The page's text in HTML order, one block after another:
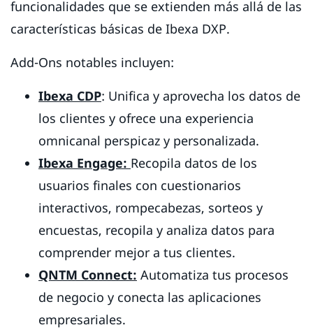
funcionalidades que se extienden más allá de las
características básicas de Ibexa DXP.
Add-Ons notables incluyen:
Ibexa CDP: Unifica y aprovecha los datos de
los clientes y ofrece una experiencia
omnicanal perspicaz y personalizada.
Ibexa Engage: Recopila datos de los
usuarios finales con cuestionarios
interactivos, rompecabezas, sorteos y
encuestas, recopila y analiza datos para
comprender mejor a tus clientes.
QNTM Connect: Automatiza tus procesos
de negocio y conecta las aplicaciones
empresariales.